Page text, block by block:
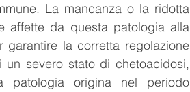
La mancanza o la ridotta
affette da questa patologia alla
garantire la corretta regolazione
severo stato di chetoacidosi,
patologia origina nel periodo